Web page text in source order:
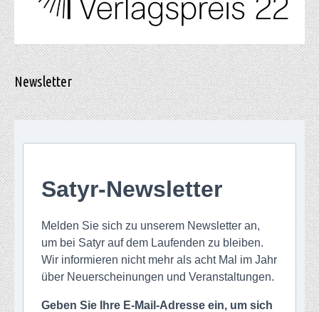
Newsletter
Satyr-Newsletter
Melden Sie sich zu unserem Newsletter an,
um bei Satyr auf dem Laufenden zu bleiben.
Wir informieren nicht mehr als acht Mal im Jahr
über Neuerscheinungen und Veranstaltungen.
Geben Sie Ihre E-Mail-Adresse ein, um sich